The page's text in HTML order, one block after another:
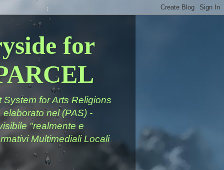
for
for Arts Religions
nel (PAS) -
"realmente e
Multimediali Locali